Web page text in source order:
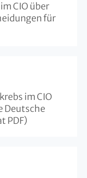
CIO über
für
im CIO
Deutsche
PDF)